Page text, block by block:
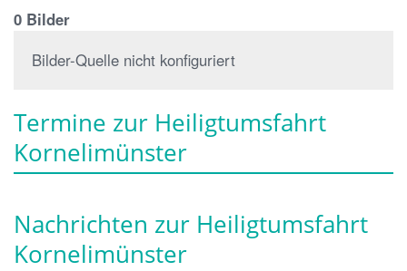
0 Bilder
Bilder-Quelle nicht konfiguriert
Termine zur Heiligtumsfahrt
Kornelimünster
Nachrichten zur Heiligtumsfahrt
Kornelimünster